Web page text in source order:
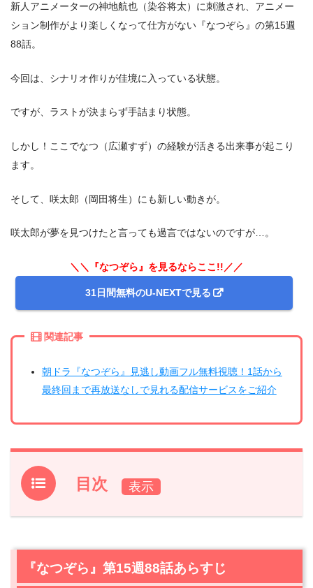
新人アニメーターの神地航也（染谷将太）に刺激され、アニメー
ション制作がより楽しくなって仕方がない『なつぞら』の第15週
88話。
今回は、シナリオ作りが佳境に入っている状態。
ですが、ラストが決まらず手詰まり状態。
しかし！ここでなつ（広瀬すず）の経験が活きる出来事が起こり
ます。
そして、咲太郎（岡田将生）にも新しい動きが。
咲太郎が夢を見つけたと言っても過言ではないのですが…。
＼＼『なつぞら』を見るならここ!!／／
31日間無料のU-NEXTで見る
関連記事
朝ドラ『なつぞら』見逃し動画フル無料視聴！1話から
最終回まで再放送なしで見れる配信サービスをご紹介
目次
1.『なつぞら』第15週88話あらすじ
2.1咲太郎（岡田将生）が声優事務所を作ろうとするが…
2.2『ヘンゼルとグレーテル』を守る森は十勝の森
『なつぞら』第15週88話あらすじ